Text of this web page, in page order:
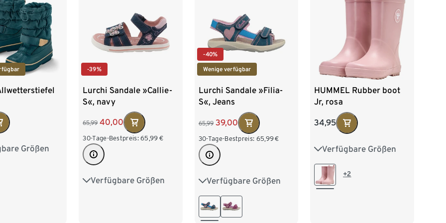
Größen
26-27 28-29
-39%
Lurchi Sandale »Callie-
S«, navy
65,99 40,00
30-Tage-Bestpreis: 65,99 €
Verfügbare Größen
25 26 27 28
-40%
Wenige verfügbar
Lurchi Sandale »Filia-
S«, Jeans
65,99 39,00
30-Tage-Bestpreis: 65,99€
Verfügbare Größen
25 26 27 28
29 30
HUMMEL Rubber boot
Jr, rosa
34,95
Verfügbare Größen
28 29 30 31
33
+2